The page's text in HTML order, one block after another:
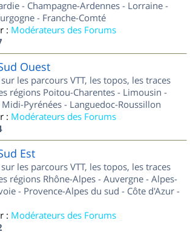
- Champagne-Ardennes - Lorraine -
- Franche-Comté
: Modérateurs des Forums
Ouest
les parcours VTT, les topos, les traces
régions Poitou-Charentes - Limousin -
Pyrénées - Languedoc-Roussillon
: Modérateurs des Forums
Est
les parcours VTT, les topos, les traces
régions Rhône-Alpes - Auvergne - Alpes-
- Provence-Alpes du sud - Côte d'Azur -
: Modérateurs des Forums